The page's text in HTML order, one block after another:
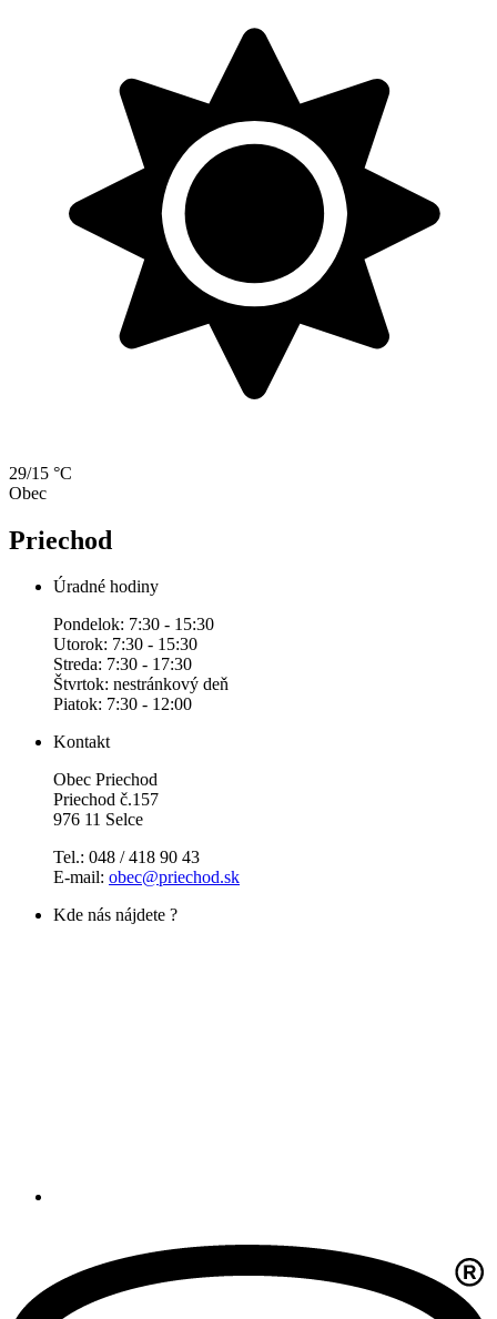
29/15 °C
Obec
Priechod
Úradné hodiny
Pondelok: 7:30 - 15:30
Utorok: 7:30 - 15:30
Streda: 7:30 - 17:30
Štvrtok: nestránkový deň
Piatok: 7:30 - 12:00
Kontakt
Obec Priechod
Priechod č.157
976 11 Selce
Tel.: 048 / 418 90 43
E-mail: obec@priechod.sk
Kde nás nájdete ?